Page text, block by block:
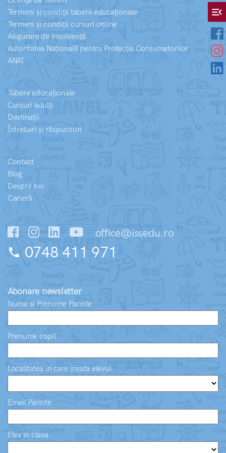
menu_open
Termeni și condiții tabere educaționale
Termeni și condiții cursuri online
Asigurare de Insolvență
Autoritatea Națională pentru Protecția Consumatorilor
ANAT
Tabere educaționale
Cursuri adulți
Destinații
Întrebari și răspunsuri
Contact
Blog
Despre noi
Carieră
office@issedu.ro
phone 0748 411 971
Abonare newsletter
Nume si Prenume Parinte
Prenume copil
Localitatea in care invata elevul
Email Parinte
Elev in clasa